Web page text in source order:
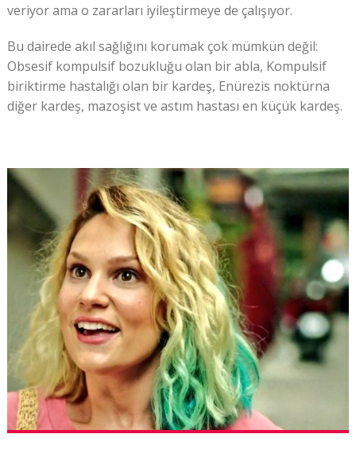
veriyor ama o zararları iyileştirmeye de çalışıyor.
Bu dairede akıl sağlığını korumak çok mümkün değil:
Obsesif kompulsif bozukluğu olan bir abla, Kompulsif
biriktirme hastalığı olan bir kardeş, Enürezis noktürna
diğer kardeş, mazoşist ve astım hastası en küçük kardeş.